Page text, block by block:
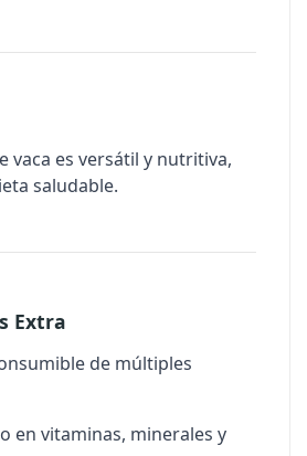
vaca es versátil y nutritiva,
saludable.
Extra
de múltiples
en vitaminas, minerales y